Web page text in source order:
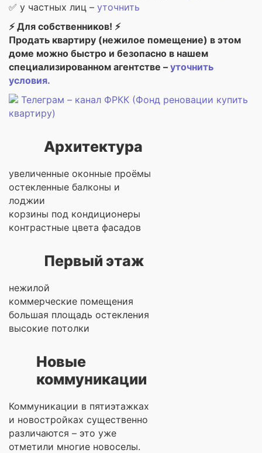
✅ у частных лиц – уточнить
⚡ Для собственников! ⚡
Продать квартиру (нежилое помещение) в этом
доме можно быстро и безопасно в нашем
специализированном агентстве – уточнить
условия.
Телеграм – канал ФРКК (Фонд реновации купить
квартиру)
Архитектура
увеличенные оконные проёмы
остекленные балконы и
лоджии
корзины под кондиционеры
контрастные цвета фасадов
Первый этаж
нежилой
коммерческие помещения
большая площадь остекления
высокие потолки
Новые
коммуникации
Коммуникации в пятиэтажках
и новостройках существенно
различаются – это уже
отметили многие новоселы.